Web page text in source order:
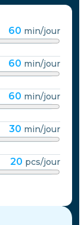
60 min/jour
60 min/jour
60 min/jour
30 min/jour
20 pcs/jour